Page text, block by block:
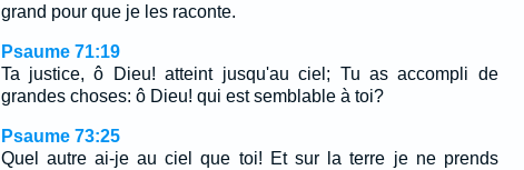
grand pour que je les raconte.
Psaume 71:19
Ta justice, ô Dieu! atteint jusqu'au ciel; Tu as accompli de
grandes choses: ô Dieu! qui est semblable à toi?
Psaume 73:25
Quel autre ai-je au ciel que toi! Et sur la terre je ne prends